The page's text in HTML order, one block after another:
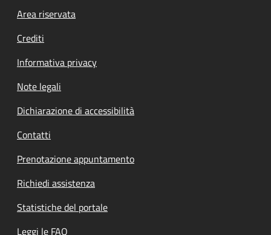
Footer menu
Area riservata
Crediti
Informativa privacy
Note legali
Dichiarazione di accessibilità
Contatti
Prenotazione appuntamento
Richiedi assistenza
Statistiche del portale
Leggi le FAQ